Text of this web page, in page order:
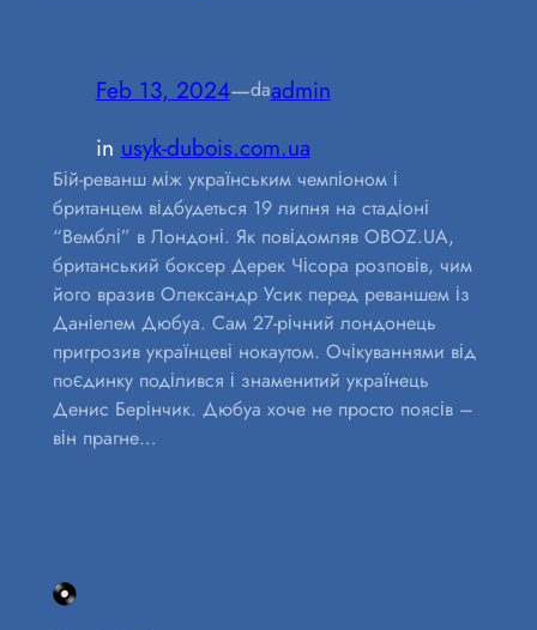
Feb 13, 2024—daadmin
in usyk-dubois.com.ua
Бій-реванш між українським чемпіоном і
британцем відбудеться 19 липня на стадіоні
“Вемблі” в Лондоні. Як повідомляв OBOZ.UA,
британський боксер Дерек Чісора розповів, чим
його вразив Олександр Усик перед реваншем із
Даніелем Дюбуа. Сам 27-річний лондонець
пригрозив українцеві нокаутом. Очікуваннями від
поєдинку поділився і знаменитий українець
Денис Берінчик. Дюбуа хоче не просто поясів –
він прагне…